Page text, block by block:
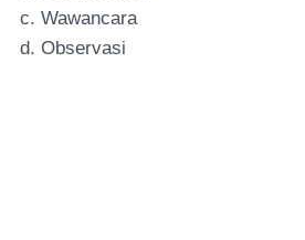
c. Wawancara
d. Observasi